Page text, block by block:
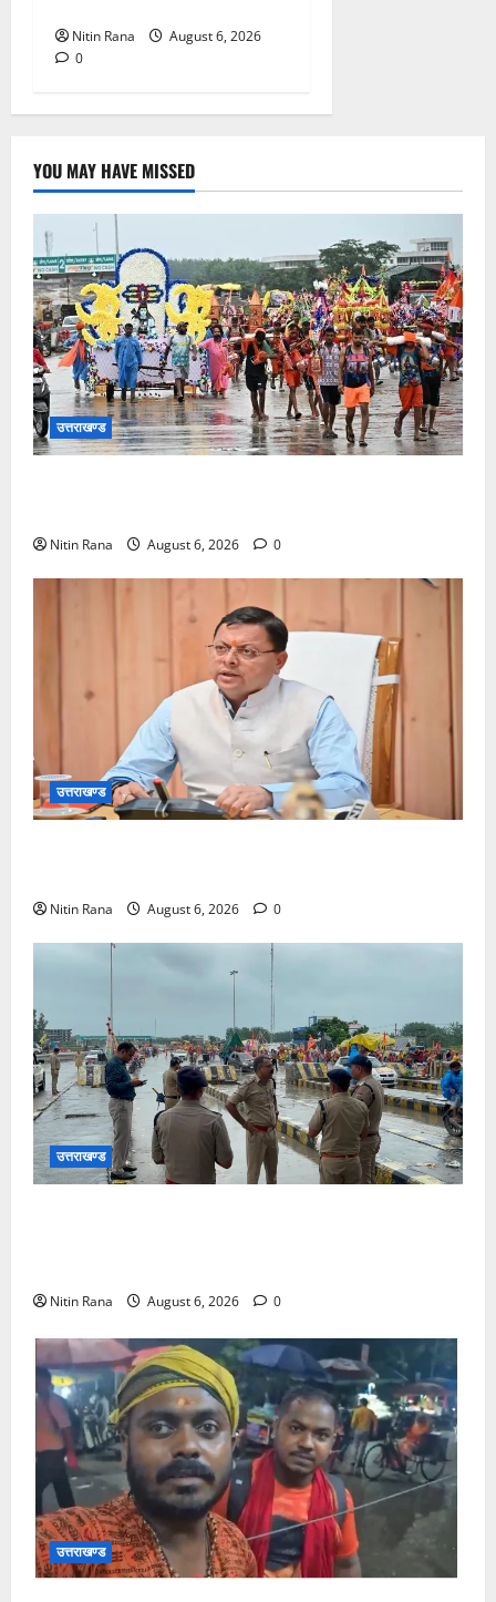
Nitin Rana
August 6, 2026
0
YOU MAY HAVE MISSED
उत्तराखण्ड
Nitin Rana August 6, 2026 0
उत्तराखण्ड
Nitin Rana August 6, 2026 0
उत्तराखण्ड
Nitin Rana August 6, 2026 0
उत्तराखण्ड